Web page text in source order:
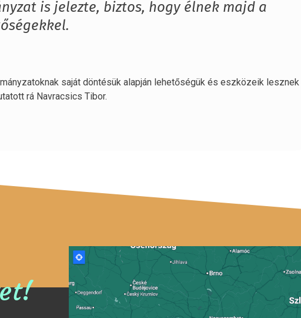
is jelezte, biztos, hogy élnek majd a
saját döntésük alapján lehetőségük és eszközeik lesznek
rá Navracsics Tibor.